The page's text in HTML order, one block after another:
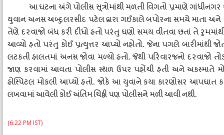
આઘટનાઅંગેપોલીસ સૂત્રોમાંથીમળતી વિગતોપ્રમાણેગાંધીનગર
યુવાનઅનસઅબ્દુલરસીદ પટેલદ્વારાગઈકાલેબપોરના સમયેમાતાઅને
તેણે દરવાજોબંધ કરી દીધોહતોપરંતુ ઘણો સમય વીતવાછતાં તે
આવ્યો હતોપરંતુ કોઈપ્રત્યુત્તર આપ્યોનહોતો. જેનાપગલે બારીમાંથી
લટકતીહાલતમાં અનસજોવા મળ્યોહતો.જેથી પરિવારજનો દરવાજો
જાણ કરવામાં આવતા પોલીસ સ્થળ ઉપર પહોંચી હતી અને અકસ્માતે
હોસ્પિટલ મોકલી આપ્યોહતો.જોકે આ યુવાને કયા કારણોસર આપઘાત
લખવામાંઆવેલીકોઈઅંતિમચિઠ્ઠીપણપોલીસનેમળીઆવીનથી.
(6:22 PM IST)